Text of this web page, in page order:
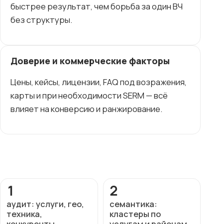
быстрее результат, чем борьба за один ВЧ
без структуры.
Доверие и коммерческие факторы
Цены, кейсы, лицензии, FAQ под возражения,
карты и при необходимости SERM — всё
влияет на конверсию и ранжирование.
1
аудит: услуги, гео,
техника,
2
семантика:
кластеры по